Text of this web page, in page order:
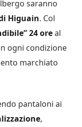
saranno
Higuain. Col
24 oreal
ogni condizione
marchiato
pantaloni ai
,